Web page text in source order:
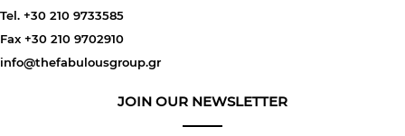
Tel. +30 210 9733585
Fax +30 210 9702910
info@thefabulousgroup.gr
JOIN OUR NEWSLETTER